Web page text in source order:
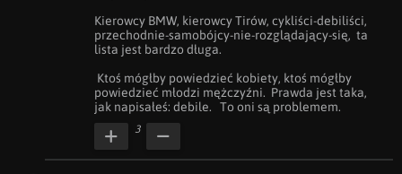
Kierowcy BMW, kierowcy Tirów, cykliści-debiliści,
przechodnie-samobójcy-nie-rozglądający-się,  ta
lista jest bardzo długa.
powiedzieć młodzi mężczyźni.  Prawda jest taka,
jak napisałeś: debile.   To oni są problemem.
3